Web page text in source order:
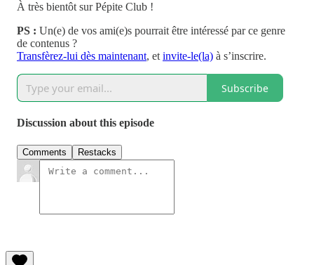
À très bientôt sur Pépite Club !
PS : Un(e) de vos ami(e)s pourrait être intéressé par ce genre
de contenus ?
Transfèrez-lui dès maintenant, et invite-le(la) à s’inscrire.
Subscribe
Discussion about this episode
Comments Restacks